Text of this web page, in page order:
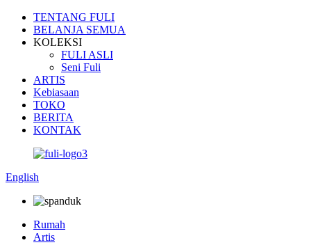
TENTANG FULI
BELANJA SEMUA
KOLEKSI
FULI ASLI
Seni Fuli
ARTIS
Kebiasaan
TOKO
BERITA
KONTAK
English
Rumah
Artis